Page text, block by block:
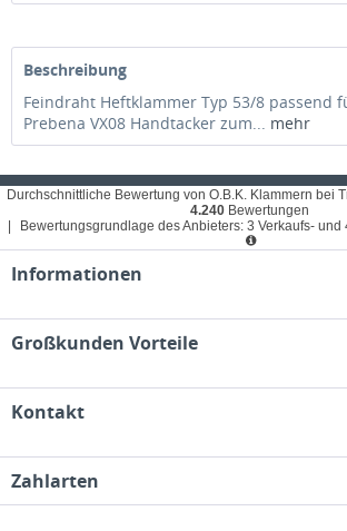
Beschreibung
Feindraht Heftklammer Typ 53/8 passend
Prebena VX08 Handtacker zum... mehr
Durchschnittliche Bewertung von O.B.K. Klammern bei
4.240 Bewertungen
Bewertungsgrundlage des Anbieters: 3 Verkaufs-
Informationen
Großkunden Vorteile
Kontakt
Zahlarten